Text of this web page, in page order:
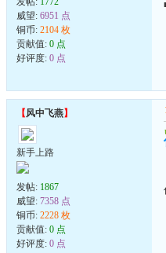
威望: 6951 点
铜币: 2104 枚
贡献值: 0 点
好评度: 0 点
【风中飞燕】
新手上路
发帖: 1867
威望: 7358 点
铜币: 2228 枚
贡献值: 0 点
好评度: 0 点